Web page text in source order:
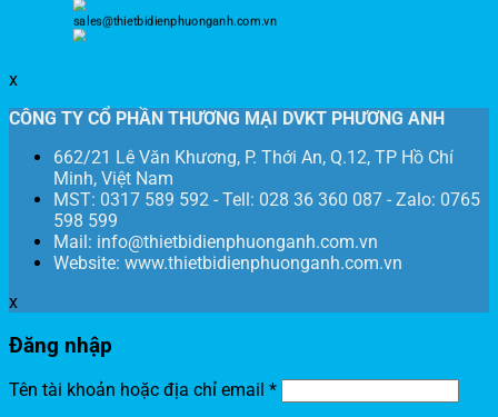
sales@thietbidienphuonganh.com.vn
x
CÔNG TY CỔ PHẦN THƯƠNG MẠI DVKT PHƯƠNG ANH
662/21 Lê Văn Khương, P. Thới An, Q.12, TP Hồ Chí
Minh, Việt Nam
MST: 0317 589 592 - Tell: 028 36 360 087 - Zalo: 0765
598 599
Mail: info@thietbidienphuonganh.com.vn
Website: www.thietbidienphuonganh.com.vn
x
Đăng nhập
Tên tài khoản hoặc địa chỉ email *